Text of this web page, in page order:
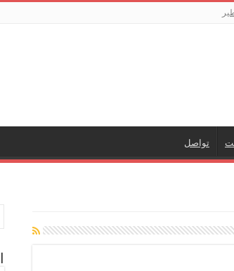
تواصل